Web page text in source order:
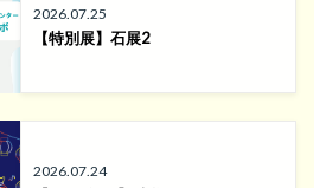
2026.07.25
【特別展】石展2
2026.07.24